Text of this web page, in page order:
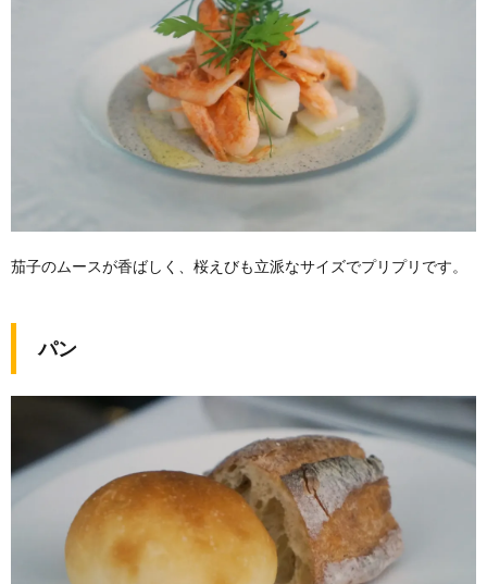
茄子のムースが香ばしく、桜えびも立派なサイズでプリプリです。
パン